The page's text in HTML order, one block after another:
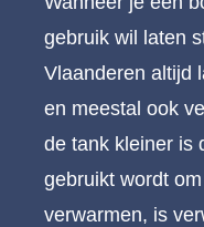
gebruik wil laten
Vlaanderen altijd
en meestal ook
de tank kleiner is
gebruikt wordt
verwarmen, is